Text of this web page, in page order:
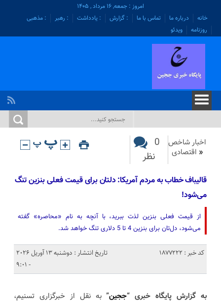
امروز : جمعه, ۱۶ مرداد , ۱۴۰۵
خانه
درباره ما تماس با ما : گزارش : یادداشت : رهبر
: مذهبی
روزنامه
ویدئو
اخبار شاخص
« اقتصادی
0
نظر
قالیباف خطاب به مردم آمریکا: دلتان برای قیمت فعلی بنزین تنگ
می‌شود!
از قیمت فعلی بنزین لذت ببرید، با آنچه به نام «محاصره» گفته
می‌شود، دل‌تان برای بنزین 4 تا 5 دلاری تنگ خواهد شد.
کد خبر : 1877222
تاریخ انتشار : دوشنبه 13 آوریل 2026
- 9:01
به گزارش پایگاه خبری “ججین”به نقل از خبرگزاری تسنیم،